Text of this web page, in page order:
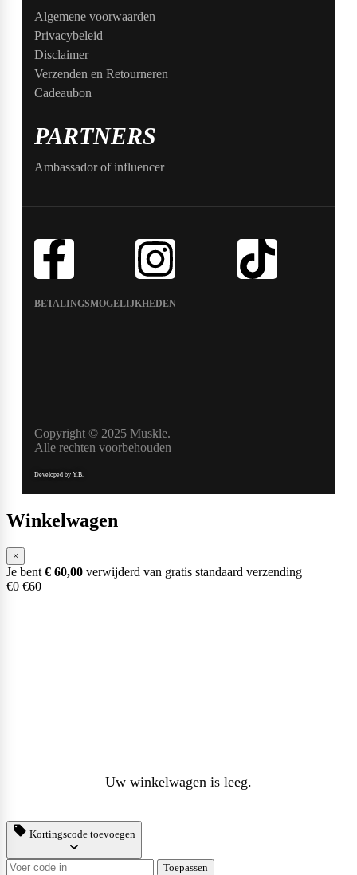
Algemene voorwaarden
Privacybeleid
Disclaimer
Verzenden en Retourneren
Cadeaubon
PARTNERS
Ambassador of influencer
BETALINGSMOGELIJKHEDEN
Copyright © 2025 Muskle.
Alle rechten voorbehouden
Developed by Y.B.
Winkelwagen
×
Je bent € 60,00 verwijderd van gratis standaard verzending
€0 €60
Uw winkelwagen is leeg.
Kortingscode toevoegen
Toepassen